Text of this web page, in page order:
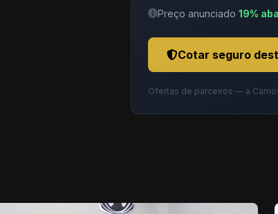
Preço anunciado 19%
Cotar seguro
Ofertas de parceiros — a